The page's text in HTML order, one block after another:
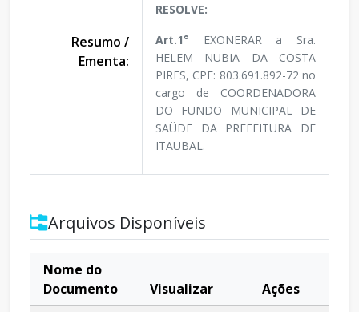
Resumo /
Ementa:
RESOLVE:
Art.1° EXONERAR a Sra.
HELEM NUBIA DA COSTA
PIRES, CPF: 803.691.892-72 no
cargo de COORDENADORA
DO FUNDO MUNICIPAL DE
SAÜDE DA PREFEITURA DE
ITAUBAL.
Arquivos Disponíveis
Nome do
Documento
Visualizar
Ações